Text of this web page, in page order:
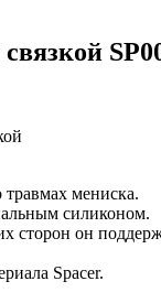
травмах мениска.
силиконом.
сторон он
Spacer.